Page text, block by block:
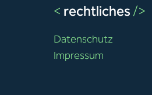
<rechtliches/>
Datenschutz
Impressum